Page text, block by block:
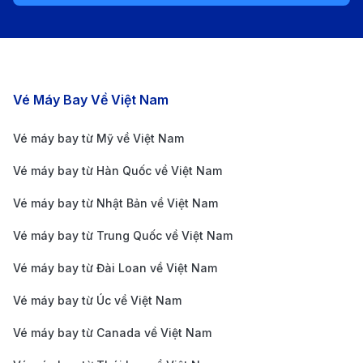
Sân bay quốc tế Song Lưu (Chengdu Shuangliu
International Airport - CTU) là một trong những sân
hạng thứ tư trong cả nước. Được đặt cách trung tâm
Thành Đô khoảng 11km, sân bay này đóng vai trò là
cửa ngõ chính của khu vực Tây Nam Trung Quốc.
Song Lưu không chỉ nổi bật với cơ sở hạ tầng hiện đại
gồm cửa hàng miễn thuế, nhà hàng đa dạng, quầy đổi
tiền, và khu vực nghỉ ngơi thoải mái. Với sự kết hợp
Các chặng bay nổi bật
Vé Máy Bay Về Việt Nam
Vé máy bay từ Mỹ về Việt Nam
Vé máy bay từ Hàn Quốc về Việt Nam
Vé máy bay từ Nhật Bản về Việt Nam
Vé máy bay từ Trung Quốc về Việt Nam
Vé máy bay từ Đài Loan về Việt Nam
Vé máy bay từ Úc về Việt Nam
Vé máy bay từ Canada về Việt Nam